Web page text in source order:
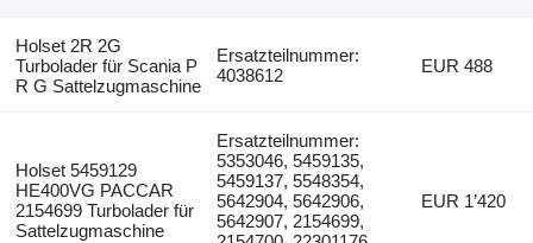
Holset 2R 2G
Turbolader für Scania P
R G Sattelzugmaschine
Ersatzteilnummer:
4038612
EUR 488
Holset 5459129
HE400VG PACCAR
2154699 Turbolader für
Sattelzugmaschine
Ersatzteilnummer:
5353046, 5459135,
5459137, 5548354,
5642904, 5642906,
5642907, 2154699,
EUR 1’420